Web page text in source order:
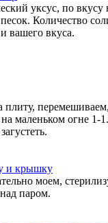
уксус, по вкусу
Количество
вашего вкуса.
маленьком огне 1-
моем,
паром.